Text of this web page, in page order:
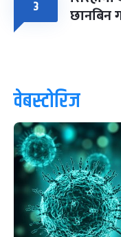
३ छानबिन
वेबस्टोरिज